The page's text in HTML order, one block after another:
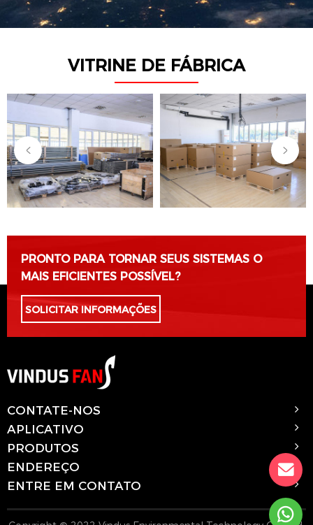
VITRINE DE FÁBRICA
PRONTO PARA TORNAR SEUS SISTEMAS O
MAIS EFICIENTES POSSÍVEL?
SOLICITAR INFORMAÇÕES
CONTATE-NOS
APLICATIVO
PRODUTOS
ENDEREÇO
ENTRE EM CONTATO